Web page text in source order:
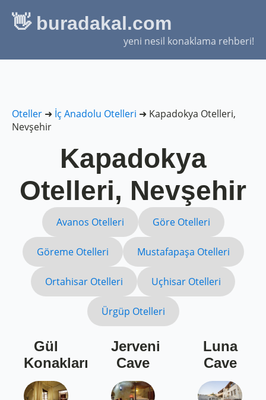
👋 buradakal.com
yeni nesil konaklama rehberi!
Oteller ➜ İç Anadolu Otelleri ➜ Kapadokya Otelleri,
Nevşehir
Kapadokya
Otelleri, Nevşehir
Avanos Otelleri Göre Otelleri
Göreme Otelleri Mustafapaşa Otelleri
Ortahisar Otelleri Uçhisar Otelleri
Ürgüp Otelleri
Gül
Konakları
Jerveni
Cave
Luna
Cave